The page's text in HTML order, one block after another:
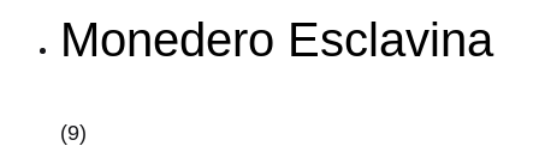
producto
Monedero Esclavina
(9)